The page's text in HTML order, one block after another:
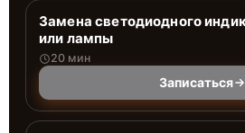
Заменa светодиодного
или лампы
20 мин
Записаться